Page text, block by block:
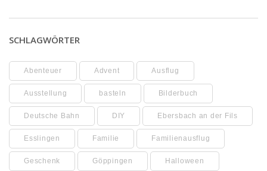
SCHLAGWÖRTER
Abenteuer Advent Ausflug
Ausstellung basteln Bilderbuch
Deutsche Bahn DIY Ebersbach an der Fils
Esslingen Familie Familienausflug
Geschenk Göppingen Halloween